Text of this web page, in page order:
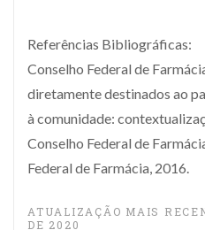
Referências Bibliográficas:
Conselho Federal de
diretamente destinados ao
à comunidade:
Conselho Federal de
Federal de Farmácia, 2016.
ATUALIZAÇÃO MAIS
DE 2020